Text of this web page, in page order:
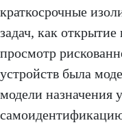
краткосрочные
задач, как
просмотр
устройств была
модели назначения